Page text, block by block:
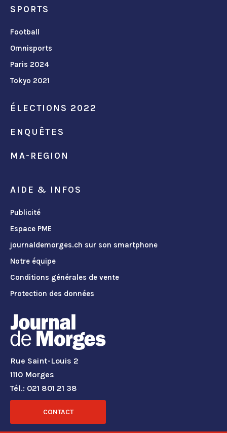
SPORTS
Football
Omnisports
Paris 2024
Tokyo 2021
ÉLECTIONS 2022
ENQUÊTES
MA-REGION
AIDE & INFOS
Publicité
Espace PME
journaldemorges.ch sur son smartphone
Notre équipe
Conditions générales de vente
Protection des données
Rue Saint-Louis 2
1110 Morges
Tél.: 021 801 21 38
CONTACT